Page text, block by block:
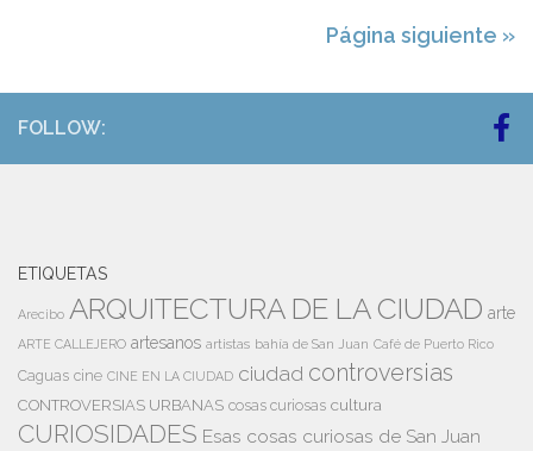
Página siguiente »
FOLLOW:
ETIQUETAS
Arecibo ARQUITECTURA DE LA CIUDAD arte
ARTE CALLEJERO artesanos artistas bahía de San Juan Café de Puerto Rico
Caguas cine CINE EN LA CIUDAD ciudad controversias
CONTROVERSIAS URBANAS cosas curiosas cultura
CURIOSIDADES Esas cosas curiosas de San Juan